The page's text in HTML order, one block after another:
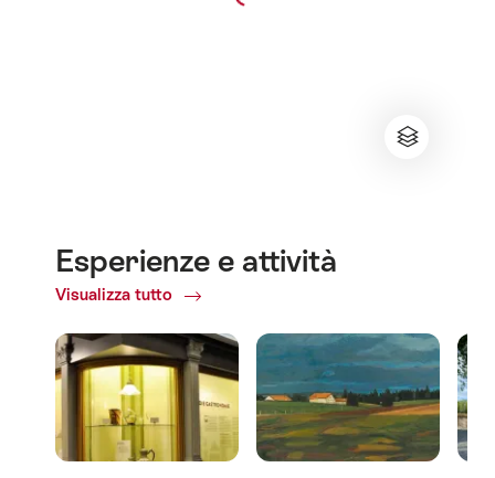
Esperienze e attività
Visualizza tutto
ofEsperienze
attività